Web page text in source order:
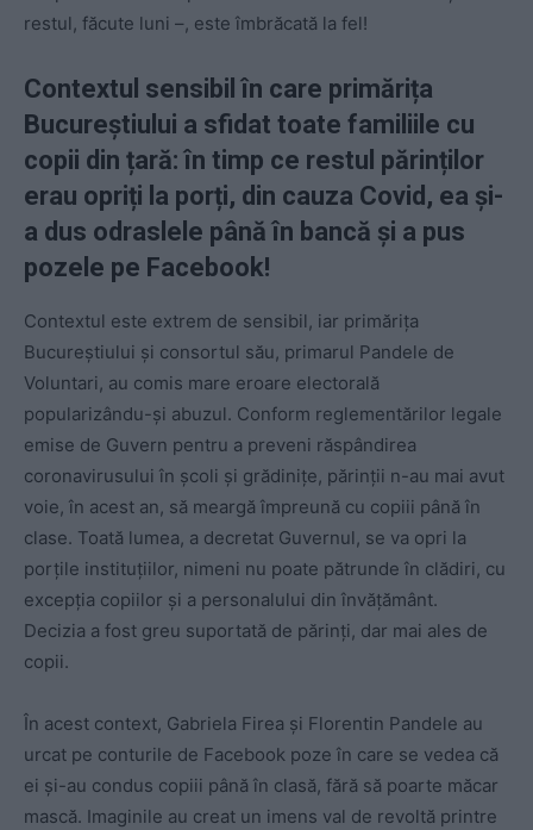
restul, făcute luni –, este îmbrăcată la fel!
Contextul sensibil în care primărița
Bucureștiului a sfidat toate familiile cu
copii din țară: în timp ce restul părinților
erau opriți la porți, din cauza Covid, ea și-
a dus odraslele până în bancă și a pus
pozele pe Facebook!
Contextul este extrem de sensibil, iar primărița
Bucureștiului și consortul său, primarul Pandele de
Voluntari, au comis mare eroare electorală
popularizându-și abuzul. Conform reglementărilor legale
emise de Guvern pentru a preveni răspândirea
coronavirusului în școli și grădinițe, părinții n-au mai avut
voie, în acest an, să meargă împreună cu copiii până în
clase. Toată lumea, a decretat Guvernul, se va opri la
porțile instituțiilor, nimeni nu poate pătrunde în clădiri, cu
excepția copiilor și a personalului din învățământ.
Decizia a fost greu suportată de părinți, dar mai ales de
copii.
În acest context, Gabriela Firea și Florentin Pandele au
urcat pe conturile de Facebook poze în care se vedea că
ei și-au condus copiii până în clasă, fără să poarte măcar
mască. Imaginile au creat un imens val de revoltă printre